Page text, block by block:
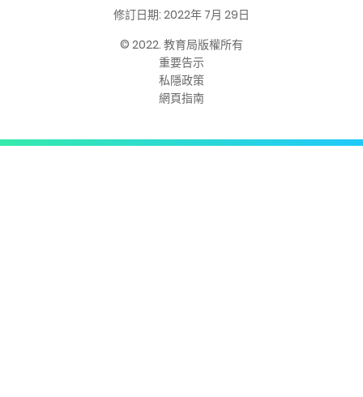
修訂日期: 2022年 7月 29日
© 2022. 教育局版權所有
重要告示
私隱政策
網頁指南